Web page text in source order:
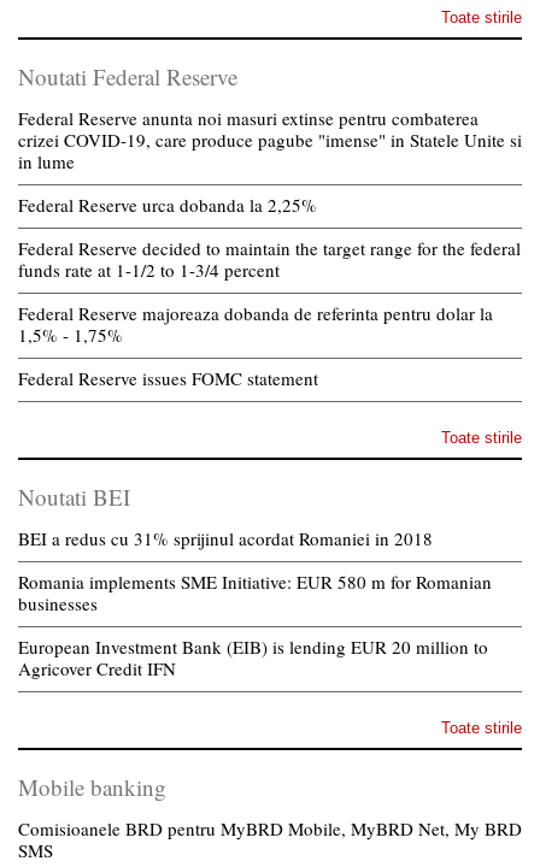
Toate stirile
Noutati Federal Reserve
Federal Reserve anunta noi masuri extinse pentru combaterea
crizei COVID-19, care produce pagube "imense" in Statele Unite si
in lume
Federal Reserve urca dobanda la 2,25%
Federal Reserve decided to maintain the target range for the federal
funds rate at 1-1/2 to 1-3/4 percent
Federal Reserve majoreaza dobanda de referinta pentru dolar la
1,5% - 1,75%
Federal Reserve issues FOMC statement
Toate stirile
Noutati BEI
BEI a redus cu 31% sprijinul acordat Romaniei in 2018
Romania implements SME Initiative: EUR 580 m for Romanian
businesses
European Investment Bank (EIB) is lending EUR 20 million to
Agricover Credit IFN
Toate stirile
Mobile banking
Comisioanele BRD pentru MyBRD Mobile, MyBRD Net, My BRD
SMS